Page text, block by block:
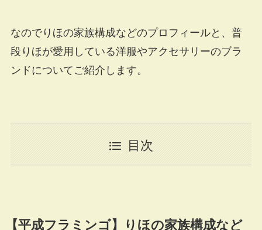
なのでりほの家族構成などのプロフィールと、普
段りほが愛用している洋服やアクセサリーのブラ
ンドについてご紹介します。
目次
【平成フラミンゴ】りほの家族構成など